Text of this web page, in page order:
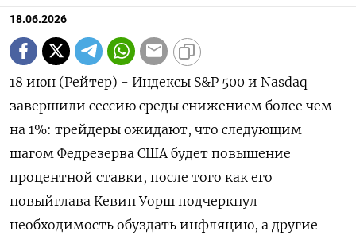
18.06.2026
18 июн (Рейтер) - Индексы S&P 500 и Nasdaq
завершили ‌сессию среды снижением более чем
на 1%: трейдеры ​ожидают, ​что следующим
шагом ​Федрезерва США ⁠будет ‌повышение
процентной ставки, ‌после того как его
новыйглава ​Кевин Уорш ‌подчеркнул
необходимость обуздать инфляцию, а ​другие